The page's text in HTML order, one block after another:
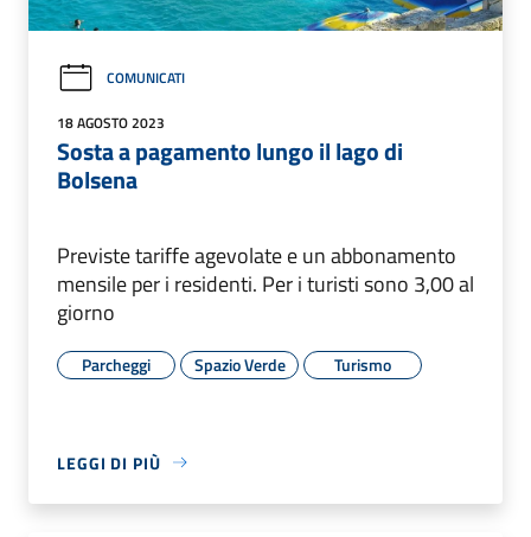
COMUNICATI
18 AGOSTO 2023
Sosta a pagamento lungo il lago di
Bolsena
Previste tariffe agevolate e un abbonamento
mensile per i residenti. Per i turisti sono 3,00 al
giorno
Parcheggi Spazio Verde Turismo
LEGGI DI PIÙ